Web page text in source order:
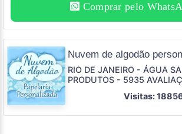
Comprar pelo
Nuvem de algodão
RIO DE JANEIRO - ÁGUA
PRODUTOS - 5935
Visitas: